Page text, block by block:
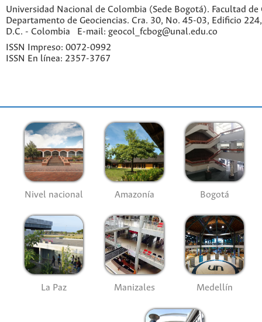
Universidad Nacional de Colombia (Sede Bogotá). Facultad de
Departamento de Geociencias. Cra. 30, No. 45-03, Edificio
D.C. - Colombia E-mail: geocol_fcbog@unal.edu.co
ISSN Impreso: 0072-0992
ISSN En línea: 2357-3767
Nivel nacional Amazonía Bogotá
La Paz Manizales Medellín